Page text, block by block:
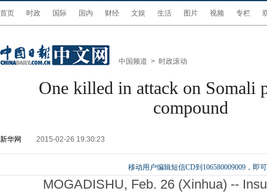
首页 时政 国际 国内 财经 文娱 生活 图片 视频 专栏
中国频道 > 时政滚动
One killed in attack on Somali
compound
新华网 2015-02-26 19:30:23
移动用户编辑短信CD到106580009009，即
MOGADISHU, Feb. 26 (Xinhua) --